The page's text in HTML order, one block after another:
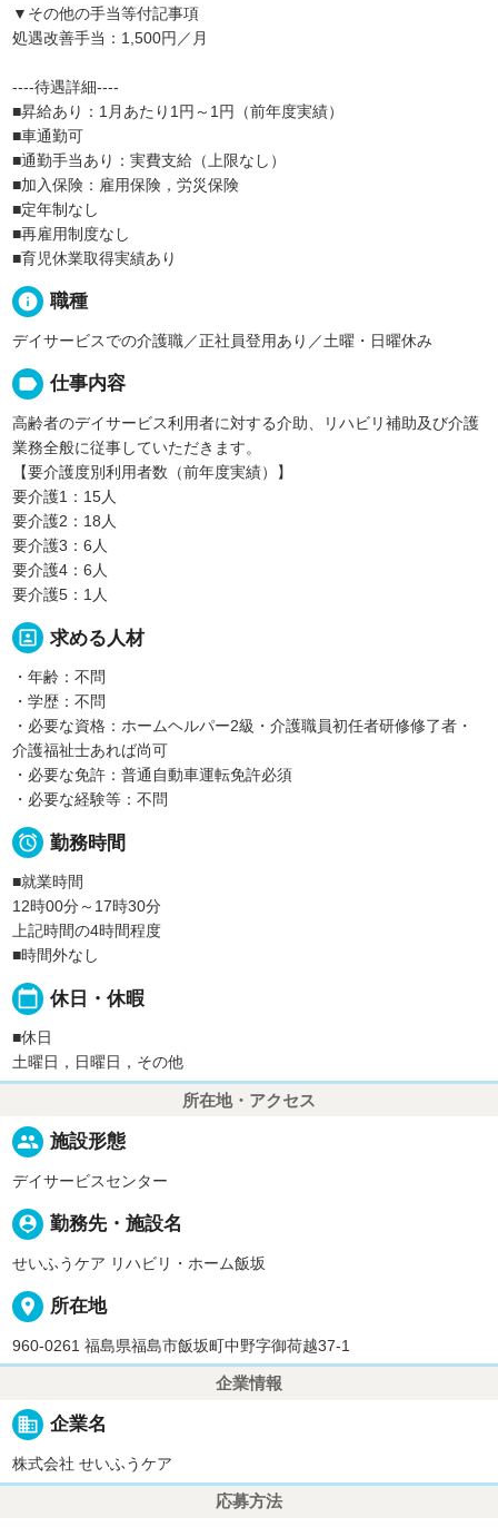
▼その他の手当等付記事項
処遇改善手当：1,500円／月
----待遇詳細----
■昇給あり：1月あたり1円～1円（前年度実績）
■車通勤可
■通勤手当あり：実費支給（上限なし）
■加入保険：雇用保険，労災保険
■定年制なし
■再雇用制度なし
■育児休業取得実績あり
info 職種
デイサービスでの介護職／正社員登用あり／土曜・日曜休み
label 仕事内容
高齢者のデイサービス利用者に対する介助、リハビリ補助及び介護
業務全般に従事していただきます。
【要介護度別利用者数（前年度実績）】
要介護1：15人
要介護2：18人
要介護3：6人
要介護4：6人
要介護5：1人
portrait 求める人材
・年齢：不問
・学歴：不問
・必要な資格：ホームヘルパー2級・介護職員初任者研修修了者・
介護福祉士あれば尚可
・必要な免許：普通自動車運転免許必須
・必要な経験等：不問
 勤務時間
■就業時間
12時00分～17時30分
上記時間の4時間程度
■時間外なし
calendar_today 休日・休暇
■休日
土曜日，日曜日，その他
所在地・アクセス
people 施設形態
デイサービスセンター
person_pin 勤務先・施設名
せいふうケア リハビリ・ホーム飯坂
place 所在地
960-0261 福島県福島市飯坂町中野字御荷越37-1
企業情報
business 企業名
株式会社 せいふうケア
応募方法